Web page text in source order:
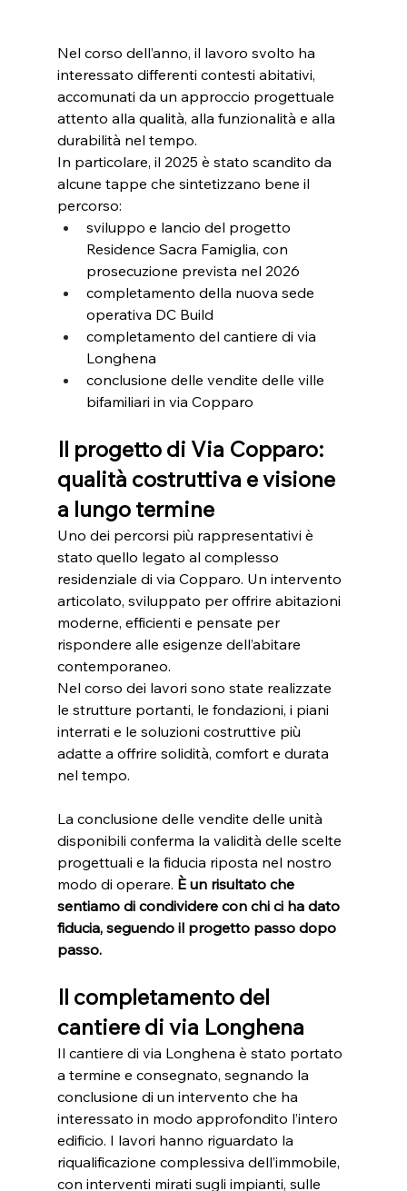
Nel corso dell’anno, il lavoro svolto ha
interessato differenti contesti abitativi,
accomunati da un approccio progettuale
attento alla qualità, alla funzionalità e alla
durabilità nel tempo.
In particolare, il 2025 è stato scandito da
alcune tappe che sintetizzano bene il
percorso:
sviluppo e lancio del progetto
Residence Sacra Famiglia, con
prosecuzione prevista nel 2026
completamento della nuova sede
operativa DC Build
completamento del cantiere di via
Longhena
conclusione delle vendite delle ville
bifamiliari in via Copparo
Il progetto di Via Copparo:
qualità costruttiva e visione
a lungo termine
Uno dei percorsi più rappresentativi è
stato quello legato al complesso
residenziale di via Copparo. Un intervento
articolato, sviluppato per offrire abitazioni
moderne, efficienti e pensate per
rispondere alle esigenze dell’abitare
contemporaneo.
Nel corso dei lavori sono state realizzate
le strutture portanti, le fondazioni, i piani
interrati e le soluzioni costruttive più
adatte a offrire solidità, comfort e durata
nel tempo.
La conclusione delle vendite delle unità
disponibili conferma la validità delle scelte
progettuali e la fiducia riposta nel nostro
modo di operare. È un risultato che
sentiamo di condividere con chi ci ha dato
fiducia, seguendo il progetto passo dopo
passo.
Il completamento del
cantiere di via Longhena
Il cantiere di via Longhena è stato portato
a termine e consegnato, segnando la
conclusione di un intervento che ha
interessato in modo approfondito l’intero
edificio. I lavori hanno riguardato la
riqualificazione complessiva dell’immobile,
con interventi mirati sugli impianti, sulle